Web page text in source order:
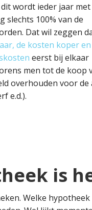
wordt ieder jaar met
slechts 100% van de
Dat wil zeggen
de kosten koper en
eerst bij elkaar
men tot de koop
overhouden voor
e.d.).
is
Welke